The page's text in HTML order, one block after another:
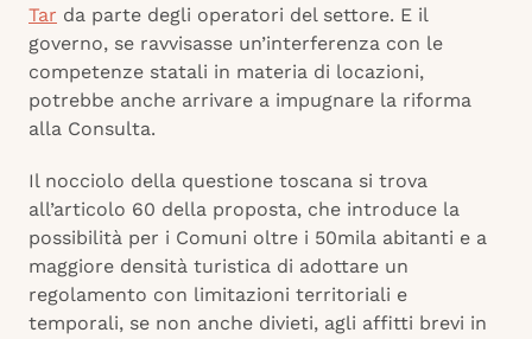
Tar da parte degli operatori del settore. E il
governo, se ravvisasse un’interferenza con le
competenze statali in materia di locazioni,
potrebbe anche arrivare a impugnare la riforma
alla Consulta.
Il nocciolo della questione toscana si trova
all’articolo 60 della proposta, che introduce la
possibilità per i Comuni oltre i 50mila abitanti e a
maggiore densità turistica di adottare un
regolamento con limitazioni territoriali e
temporali, se non anche divieti, agli affitti brevi in